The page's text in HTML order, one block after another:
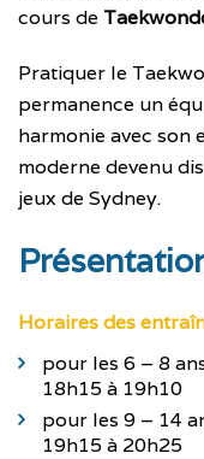
cours de
Pratiquer le
permanence un
harmonie avec son
moderne devenu
jeux de Sydney.
Horaires des
pour les 6 – 8
18h15 à 19h10
pour les 9 – 14
19h15 à 20h25